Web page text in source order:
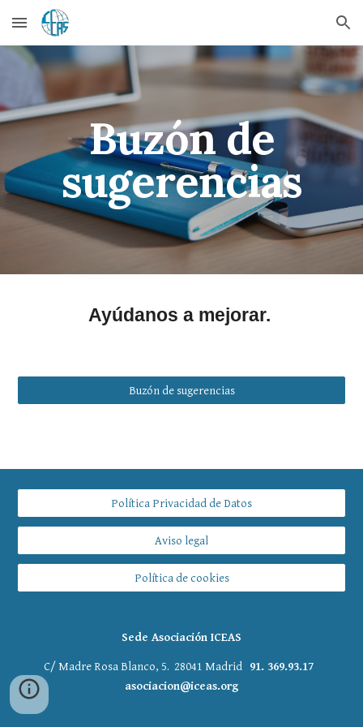
Skip to main content Skip to navigation
Buzón de
sugerencias
Ayúdanos a mejorar.
Buzón de sugerencias
Política Privacidad de Datos
Aviso legal
Política de cookies
Sede Asociación ICEAS
C/ Madre Rosa Blanco, 5. 28041 Madrid 91. 369.93.17
asociacion@iceas.org